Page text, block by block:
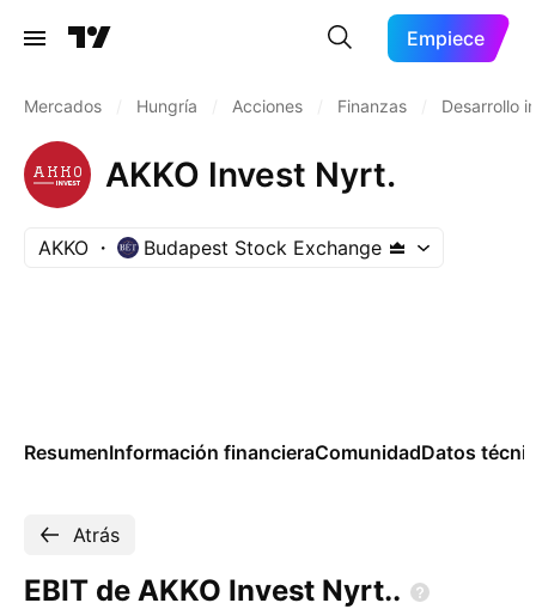
Empiece
Mercados Hungría Acciones Finanzas Desarrollo
AKKO Invest Nyrt.
AKKO Budapest Stock Exchange
ResumenInformación financieraComunidadDatos
Atrás
EBIT de AKKO Invest Nyrt..